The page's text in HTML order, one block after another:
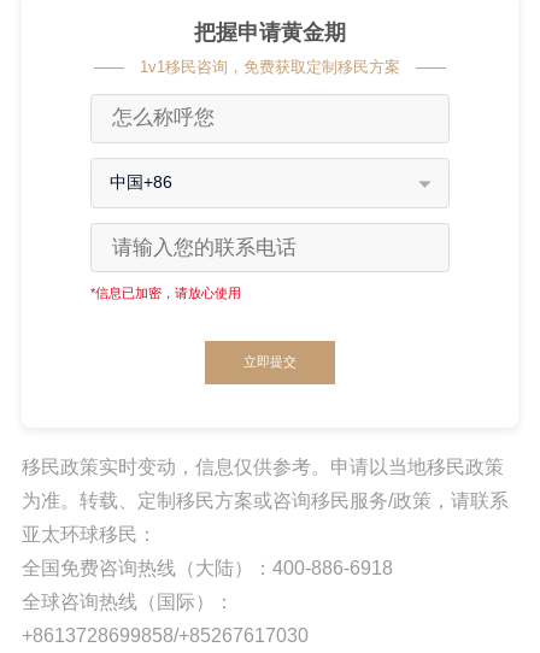
把握申请黄金期
1v1移民咨询，免费获取定制移民方案
中国+86
*信息已加密，请放心使用
立即提交
移民政策实时变动，信息仅供参考。申请以当地移民政策
为准。转载、定制移民方案或咨询移民服务/政策，请联系
亚太环球移民：
全国免费咨询热线（大陆）：400-886-6918
全球咨询热线（国际）：
+8613728699858/+85267617030